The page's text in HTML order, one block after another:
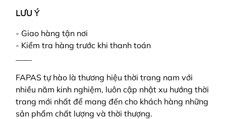
LƯU Ý
- Giao hàng tận nơi
- Kiểm tra hàng trước khi thanh toán
FAPAS tự hào là thương hiệu thời trang nam với
nhiều năm kinh nghiệm, luôn cập nhật xu hướng thời
trang mới nhất để mang đến cho khách hàng những
sản phẩm chất lượng và thời thượng.